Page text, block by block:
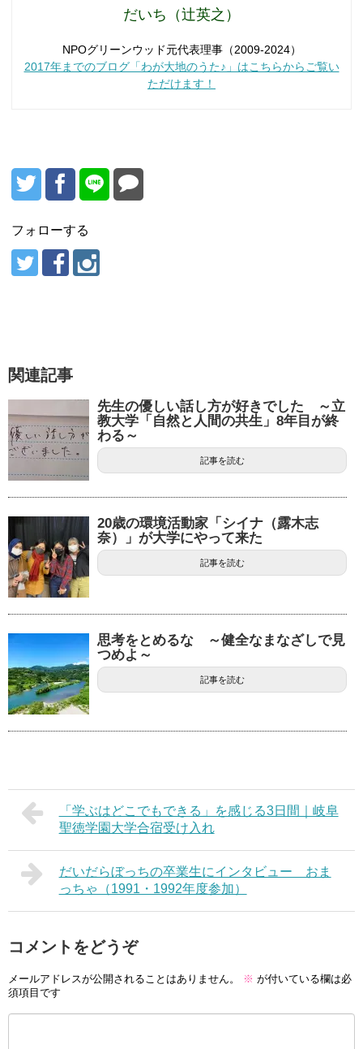
だいち（辻英之）
NPOグリーンウッド元代表理事（2009-2024）
2017年までのブログ「わが大地のうた♪」はこちらからご覧い
ただけます！
フォローする
関連記事
先生の優しい話し方が好きでした ～立
教大学「自然と人間の共生」8年目が終
わる～
記事を読む
20歳の環境活動家「シイナ（露木志
奈）」が大学にやって来た
記事を読む
思考をとめるな ～健全なまなざしで見
つめよ～
記事を読む
「学ぶはどこでもできる」を感じる3日間｜岐阜
聖徳学園大学合宿受け入れ
だいだらぼっちの卒業生にインタビュー おま
っちゃ（1991・1992年度参加）
コメントをどうぞ
メールアドレスが公開されることはありません。 ※ が付いている欄は必
須項目です